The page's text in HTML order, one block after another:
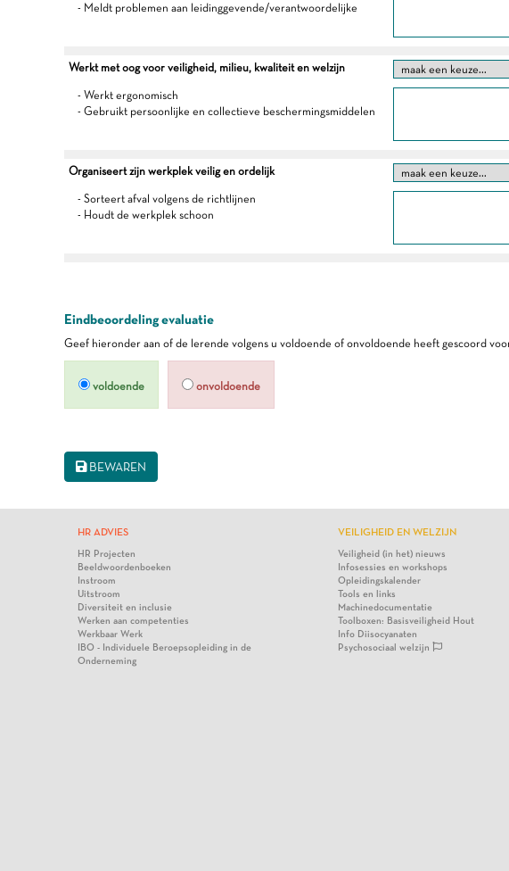
- Meldt problemen aan leidinggevende/verantwoordelijke
Werkt met oog voor veiligheid, milieu, kwaliteit en welzijn
- Werkt ergonomisch
- Gebruikt persoonlijke en collectieve beschermingsmiddelen
Organiseert zijn werkplek veilig en ordelijk
- Sorteert afval volgens de richtlijnen
- Houdt de werkplek schoon
Eindbeoordeling evaluatie
Geef hieronder aan of de lerende volgens u voldoende of onvoldoende heeft gescoord
voldoende onvoldoende
BEWAREN
HR ADVIES
HR Projecten
Beeldwoordenboeken
Instroom
Uitstroom
Diversiteit en inclusie
Werken aan competenties
Werkbaar Werk
IBO - Individuele Beroepsopleiding in de
Onderneming
VEILIGHEID EN WELZIJN
Veiligheid (in het) nieuws
Infosessies en workshops
Opleidingskalender
Tools en links
Machinedocumentatie
Toolboxen: Basisveiligheid Hout
Info Diisocyanaten
Psychosociaal welzijn